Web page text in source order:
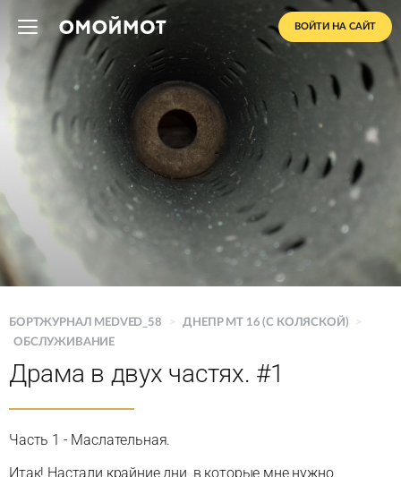
ВОЙТИ НА САЙТ
БОРТЖУРНАЛ MEDVED_58 > ДНЕПР MT 16 (C КОЛЯСКОЙ)
>
ОБСЛУЖИВАНИЕ
Драма в двух частях. #1
Часть 1 - Маслательная.
Итак! Настали крайние дни, в которые мне нужно